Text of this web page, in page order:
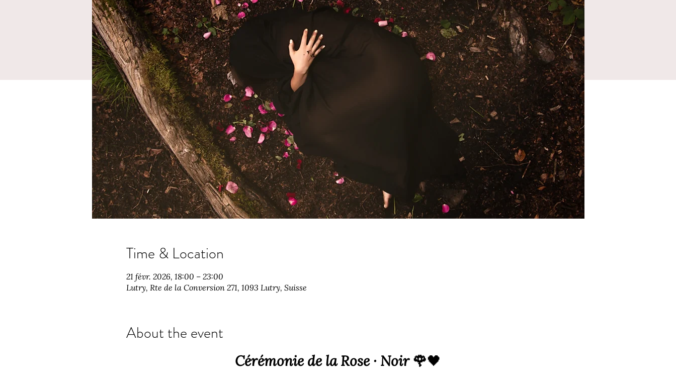
Time & Location
21 févr. 2026, 18:00 – 23:00
Lutry, Rte de la Conversion 271, 1093 Lutry, Suisse
About the event
Cérémonie de la Rose · Noir 🌹🖤